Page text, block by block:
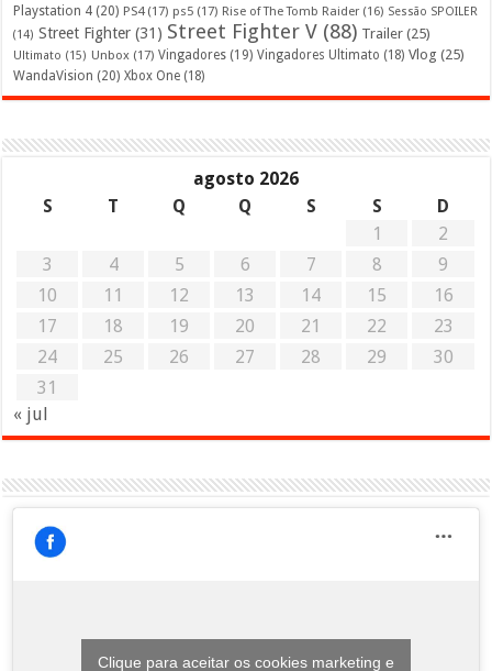
Playstation 4 (20) PS4(17) ps5 (17) Rise of The Tomb Raider (16) Sessão SPOILER
(14) Street Fighter (31) Street Fighter V (88) Trailer (25)
Ultimato (15) Unbox (17) Vingadores (19) Vingadores Ultimato (18) Vlog (25)
WandaVision (20) Xbox One (18)
agosto 2026
S
T Q Q S S
D
1
2
3
4 5 6 7 8
9
10
11 12 13 14 15
16
17
18 19 20 21 22
23
24
25 26 27 28 29
30
31
« jul
Clique para aceitar os cookies marketing e